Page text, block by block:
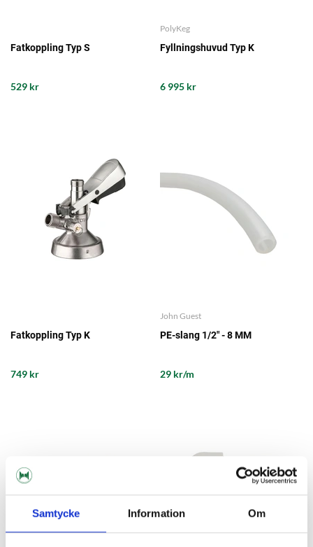
Samtycke Information Om
Fatkoppling Typ S
529 kr
PolyKeg
Fyllningshuvud Typ K
6 995 kr
Fatkoppling Typ K
749 kr
John Guest
PE-slang 1/2" - 8 MM
29 kr/m